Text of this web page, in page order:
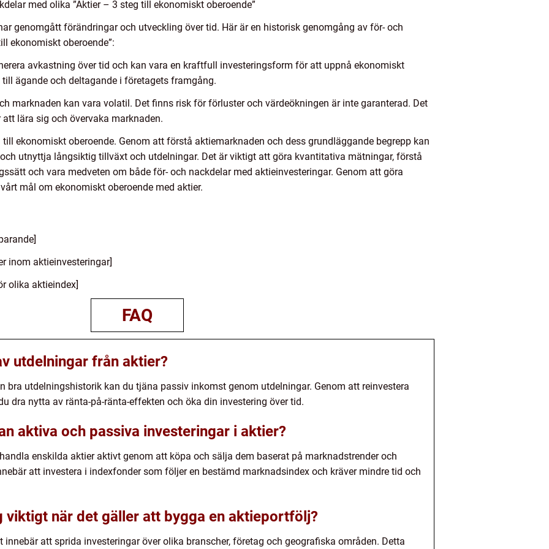
med olika ”Aktier – 3 steg till ekonomiskt oberoende”
genomgått förändringar och utveckling över tid. Här är en historisk genomgång av för- och
ekonomiskt oberoende”:
avkastning över tid och kan vara en kraftfull investeringsform för att uppnå ekonomiskt
ägande och deltagande i företagets framgång.
marknaden kan vara volatil. Det finns risk för förluster och värdeökningen är inte garanterad. Det
lära sig och övervaka marknaden.
ekonomiskt oberoende. Genom att förstå aktiemarknaden och dess grundläggande begrepp kan
utnyttja långsiktig tillväxt och utdelningar. Det är viktigt att göra kvantitativa mätningar, förstå
och vara medveten om både för- och nackdelar med aktieinvesteringar. Genom att göra
mål om ekonomiskt oberoende med aktier.
inom aktieinvesteringar]
olika aktieindex]
FAQ
utdelningar från aktier?
bra utdelningshistorik kan du tjäna passiv inkomst genom utdelningar. Genom att reinvestera
dra nytta av ränta-på-ränta-effekten och öka din investering över tid.
aktiva och passiva investeringar i aktier?
enskilda aktier aktivt genom att köpa och sälja dem baserat på marknadstrender och
att investera i indexfonder som följer en bestämd marknadsindex och kräver mindre tid och
när det gäller att bygga en aktieportfölj?
att sprida investeringar över olika branscher, företag och geografiska områden. Detta